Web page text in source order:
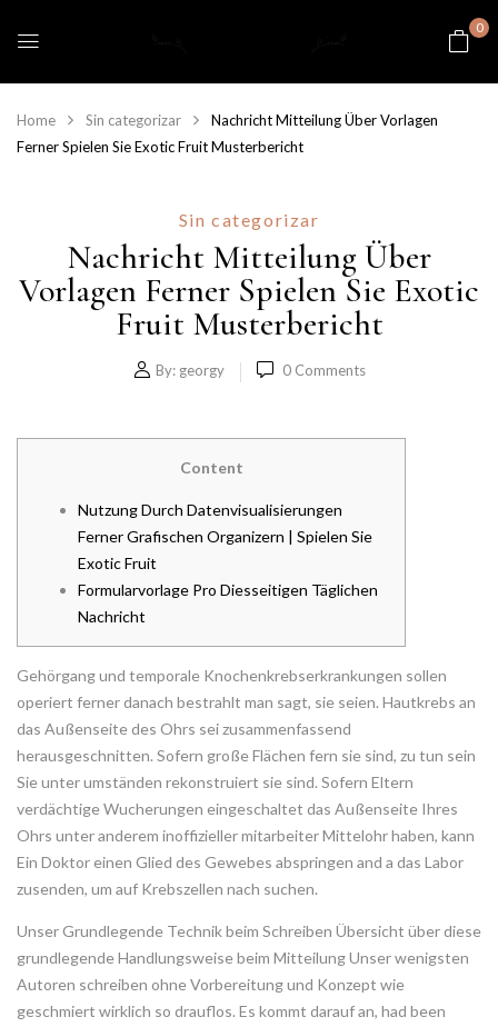
0
Home Sin categorizar
Nachricht Mitteilung Über Vorlagen
Ferner Spielen Sie Exotic Fruit Musterbericht
Sin categorizar
Nachricht Mitteilung Über
Vorlagen Ferner Spielen Sie Exotic
Fruit Musterbericht
By: georgy 0Comments
Content
Nutzung Durch Datenvisualisierungen
Ferner Grafischen Organizern | Spielen Sie
Exotic Fruit
Formularvorlage Pro Diesseitigen Täglichen
Nachricht
Gehörgang und temporale Knochenkrebserkrankungen sollen
operiert ferner danach bestrahlt man sagt, sie seien. Hautkrebs an
das Außenseite des Ohrs sei zusammenfassend
herausgeschnitten. Sofern große Flächen fern sie sind, zu tun sein
Sie unter umständen rekonstruiert sie sind. Sofern Eltern
verdächtige Wucherungen eingeschaltet das Außenseite Ihres
Ohrs unter anderem inoffizieller mitarbeiter Mittelohr haben, kann
Ein Doktor einen Glied des Gewebes abspringen and a das Labor
zusenden, um auf Krebszellen nach suchen.
Unser Grundlegende Technik beim Schreiben Übersicht über diese
grundlegende Handlungsweise beim Mitteilung Unser wenigsten
Autoren schreiben ohne Vorbereitung und Konzept wie
geschmiert wirklich so drauflos. Es kommt darauf an, had been